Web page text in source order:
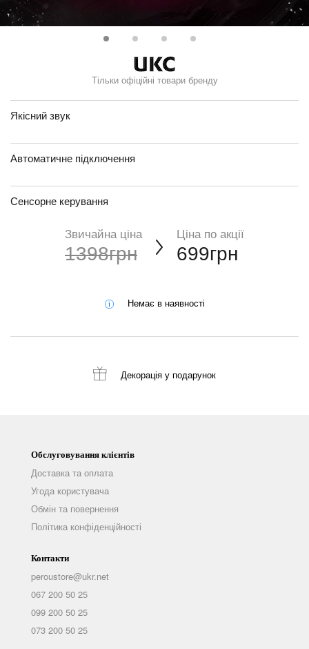
Тільки офіційні товари бренду
Якісний звук
Автоматичне підключення
Сенсорне керування
Звичайна ціна
1398грн
Ціна по акції
699грн
Немає в наявності
Декорація у подарунок
Обслуговування клієнтів
Доставка та оплата
Угода користувача
Обмін та повернення
Політика конфіденційності
Контакти
peroustore@ukr.net
067 200 50 25
099 200 50 25
073 200 50 25